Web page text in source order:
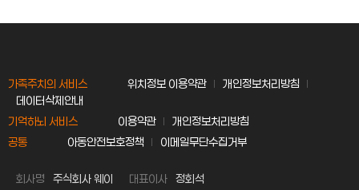
가족주치의 서비스 위치정보 이용약관
개인정보처리방침
데이터삭제안내
기억하뇌 서비스
이용약관
개인정보처리방침
공통
아동안전보호정책 이메일무단수집거부
회사명 주식회사 웨이 대표이사 정회석